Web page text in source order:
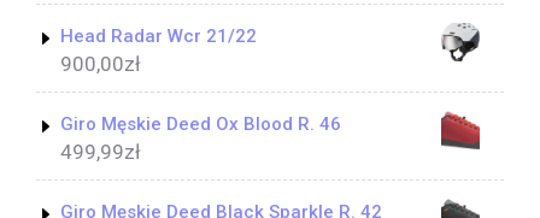
Head Radar Wcr 21/22
900,00zł
Giro Męskie Deed Ox Blood R. 46
499,99zł
Giro Męskie Deed Black Sparkle R. 42